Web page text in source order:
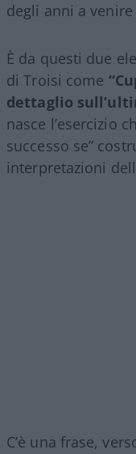
degli anni a
È da questi due
di Troisi come
dettaglio
nasce l’esercizio
successo se”
interpretazioni
C’è una frase,